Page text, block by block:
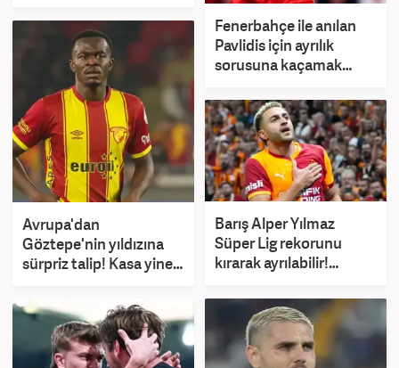
Fenerbahçe ile anılan
Pavlidis için ayrılık
sorusuna kaçamak
Avrupa'dan
Göztepe'nin yıldızına
sürpriz talip! Kasa yine
Barış Alper Yılmaz
Süper Lig rekorunu
kırarak ayrılabilir!